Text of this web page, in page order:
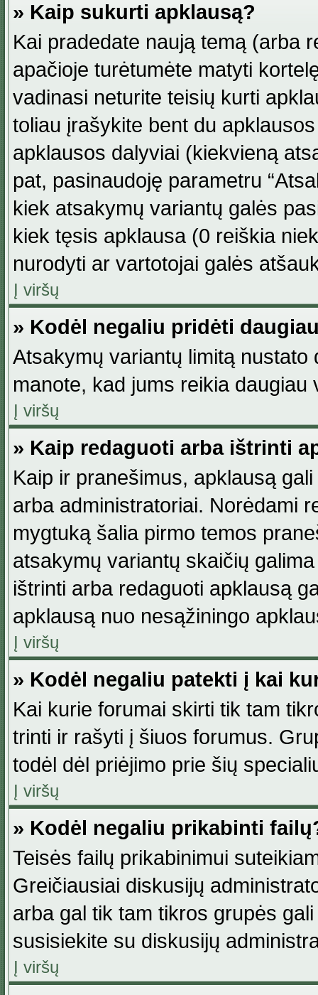
» Kaip sukurti apklausą?
Kai pradedate naują temą (arba
apačioje turėtumėte matyti
vadinasi neturite teisių kurti
toliau įrašykite bent du
apklausos dalyviai (kiekvieną
pat, pasinaudoję parametru
kiek atsakymų variantų galės
kiek tęsis apklausa (0 reiškia
nurodyti ar vartotojai galės
Į viršų
» Kodėl negaliu pridėti
Atsakymų variantų limitą
manote, kad jums reikia daugiau
Į viršų
» Kaip redaguoti arba ištrinti
Kaip ir pranešimus, apklausą
arba administratoriai. Norėdami
mygtuką šalia pirmo temos
atsakymų variantų skaičių
ištrinti arba redaguoti apklausą
apklausą nuo nesąžiningo
Į viršų
» Kodėl negaliu patekti į kai
Kai kurie forumai skirti tik tam
trinti ir rašyti į šiuos forumus.
todėl dėl priėjimo prie šių
Į viršų
» Kodėl negaliu prikabinti
Teisės failų prikabinimui
Greičiausiai diskusijų
arba gal tik tam tikros grupės
susisiekite su diskusijų
Į viršų